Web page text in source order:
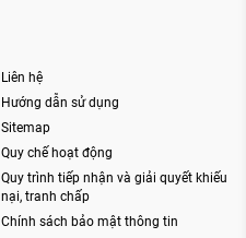
Liên hệ
Hướng dẫn sử dụng
Sitemap
Quy chế hoạt động
Quy trình tiếp nhận và giải quyết khiếu
nại, tranh chấp
Chính sách bảo mật thông tin